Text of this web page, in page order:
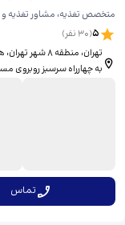
متخصص تغذیه، مشاور تغذیه و
5
(
30نفر)
تهران، منطقه
به چهارراه سرسبز روبروی
تماس